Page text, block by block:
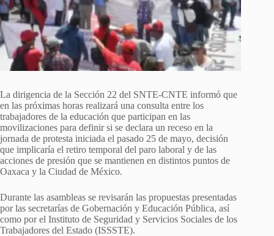
La dirigencia de la Sección 22 del SNTE-CNTE informó que
en las próximas horas realizará una consulta entre los
trabajadores de la educación que participan en las
movilizaciones para definir si se declara un receso en la
jornada de protesta iniciada el pasado 25 de mayo, decisión
que implicaría el retiro temporal del paro laboral y de las
acciones de presión que se mantienen en distintos puntos de
Oaxaca y la Ciudad de México.
Durante las asambleas se revisarán las propuestas presentadas
por las secretarías de Gobernación y Educación Pública, así
como por el Instituto de Seguridad y Servicios Sociales de los
Trabajadores del Estado (ISSSTE).